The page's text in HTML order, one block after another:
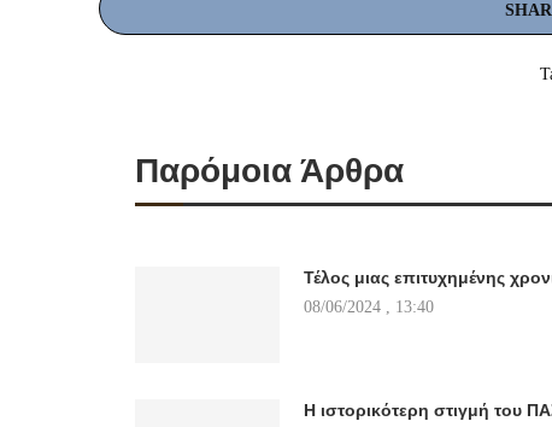
Παρόμοια Άρθρα
Τέλος μιας επιτυχημένης
08/06/2024 , 13:40
Η ιστορικότερη στιγμή του